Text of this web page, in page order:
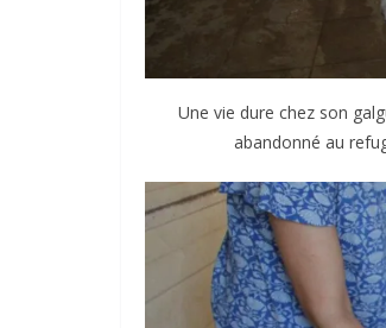
Une vie dure chez son
abandonné au